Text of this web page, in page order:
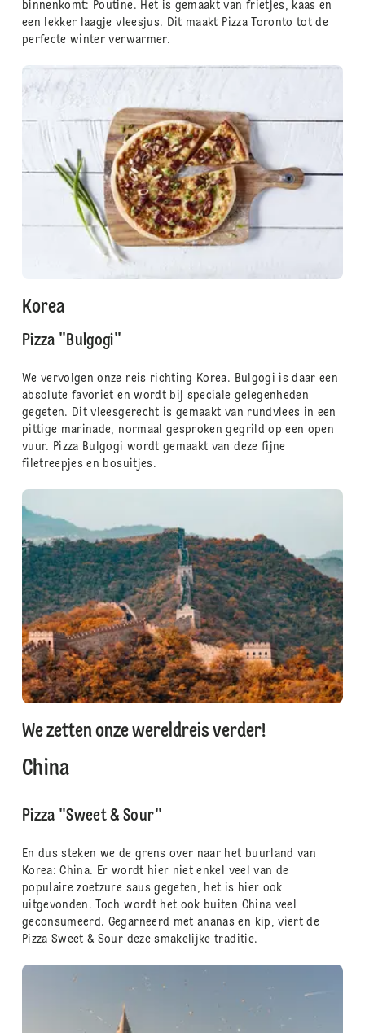
binnenkomt: Poutine. Het is gemaakt van frietjes, kaas en
een lekker laagje vleesjus. Dit maakt Pizza Toronto tot de
perfecte winter verwarmer.
Korea
Pizza "Bulgogi"
We vervolgen onze reis richting Korea. Bulgogi is daar een
absolute favoriet en wordt bij speciale gelegenheden
gegeten. Dit vleesgerecht is gemaakt van rundvlees in een
pittige marinade, normaal gesproken gegrild op een open
vuur. Pizza Bulgogi wordt gemaakt van deze fijne
filetreepjes en bosuitjes.
We zetten onze wereldreis verder!
China
Pizza "Sweet & Sour"
En dus steken we de grens over naar het buurland van
Korea: China. Er wordt hier niet enkel veel van de
populaire zoetzure saus gegeten, het is hier ook
uitgevonden. Toch wordt het ook buiten China veel
geconsumeerd. Gegarneerd met ananas en kip, viert de
Pizza Sweet & Sour deze smakelijke traditie.